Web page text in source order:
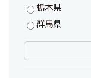
栃木県
群馬県